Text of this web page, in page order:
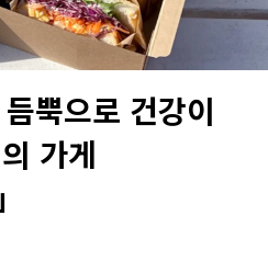
뿍으로 건강이
가게